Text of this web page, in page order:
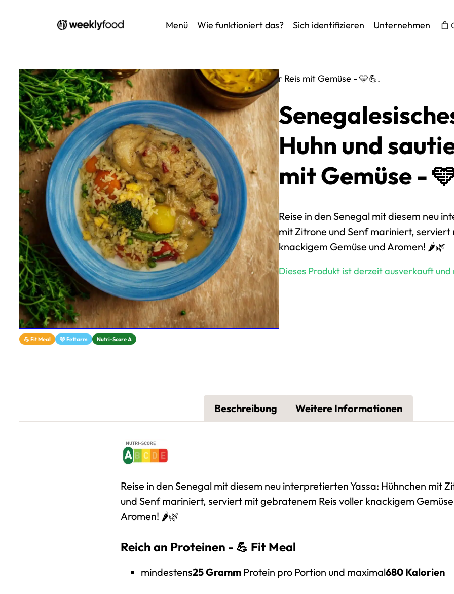
Menü Wie funktioniert das? Sich identifizieren Unternehmen
Home/Zum Menü/ Senegalesisches Yassa-Huhn und gebratener Reis mit Gemüse - 🩵💪.
💪 Fit Meal 🩵 Fettarm Nutri-Score A
Huhn und
mit Gemüse -
Reise in den Senegal mit diesem neu
mit Zitrone und Senf mariniert,
knackigem Gemüse und Aromen! 🌶️🌿
Dieses Produkt ist derzeit ausverkauft
Beschreibung Weitere Informationen
Reise in den Senegal mit diesem neu interpretierten Yassa: Hühnchen mit
und Senf mariniert, serviert mit gebratenem Reis voller knackigem
Aromen! 🌶️🌿
Reich an Proteinen - 💪 Fit Meal
mindestens25 Gramm Protein pro Portion und maximal680 Kalorien